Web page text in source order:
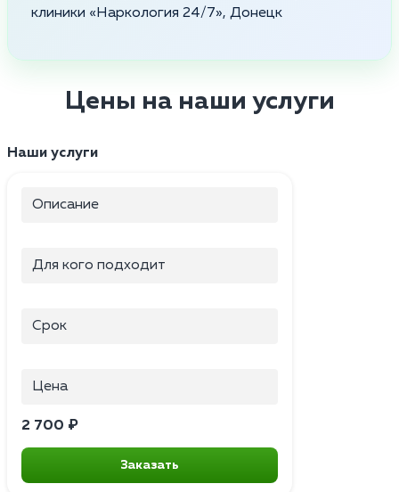
клиники «Наркология 24/7», Донецк
Цены на наши услуги
Наши услуги
Описание
Для кого подходит
Срок
Цена
2 700 ₽
Заказать